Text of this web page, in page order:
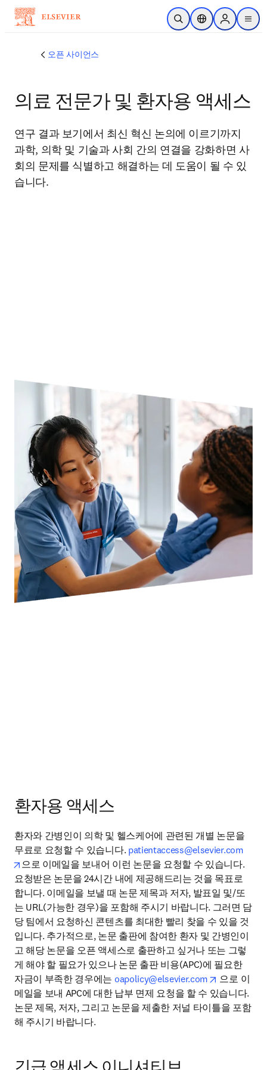
주요 콘텐츠로 건너뛰기
검색 열기위치 선택기Sign in to
menu
오픈 사이언스
의료 전문가 및 환자용 액세스
연구 결과 보기에서 최신 혁신 논의에 이르기까지
과학, 의학 및 기술과 사회 간의 연결을 강화하면 사
회의 문제를 식별하고 해결하는 데 도움이 될 수 있
습니다.
환자용 액세스
환자와 간병인이 의학 및 헬스케어에 관련된 개별 논문을
무료로 요청할 수 있습니다. patientaccess@elsevier.com
opens in new tab/window
으로 이메일을 보내어 이런 논문을 요청할 수 있습니다.
요청받은 논문을 24시간 내에 제공해드리는 것을 목표로
합니다. 이메일을 보낼 때 논문 제목과 저자, 발표일 및/또
는 URL(가능한 경우)을 포함해 주시기 바랍니다. 그러면 담
당 팀에서 요청하신 콘텐츠를 최대한 빨리 찾을 수 있을 것
입니다. 추가적으로, 논문 출판에 참여한 환자 및 간병인이
고 해당 논문을 오픈 액세스로 출판하고 싶거나 또는 그렇
게 해야 할 필요가 있으나 논문 출판 비용(APC)에 필요한
자금이 부족한 경우에는 oapolicy@elsevier.com opens in
으로 이
메일을 보내 APC에 대한 납부 면제 요청을 할 수 있습니다.
논문 제목, 저자, 그리고 논문을 제출한 저널 타이틀을 포함
해 주시기 바랍니다.